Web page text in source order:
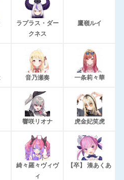
ラプラス・ダー
クネス
鷹嶺ルイ
音乃瀬奏 一条莉々華
響咲リオナ 虎金妃笑虎
綺々羅々ヴィヴ
ィ
【卒】 湊あくあ